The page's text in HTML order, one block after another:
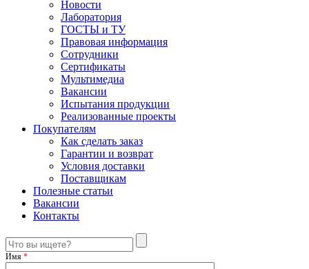
Новости
Лаборатория
ГОСТЫ и ТУ
Правовая информация
Сотрудники
Сертификаты
Мультимедиа
Вакансии
Испытания продукции
Реализованные проекты
Покупателям
Как сделать заказ
Гарантии и возврат
Условия доставки
Поставщикам
Полезные статьи
Вакансии
Контакты
Имя *